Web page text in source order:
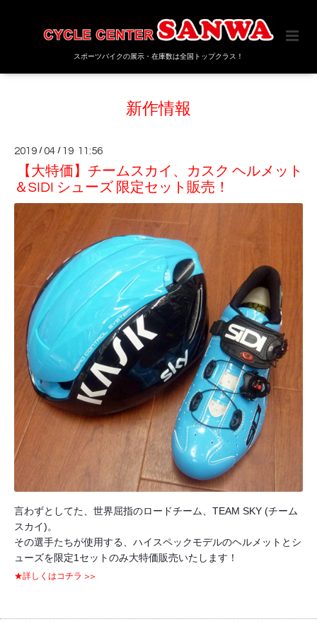
スポーツバイクの展示・在庫数は全国トップクラス！
新作情報
2019 /04 / 19 11:56
【大特価】チームスカイ、カスク ヘルメット
＆SIDI シューズ 限定セット販売！
言わずとしてた、世界屈指のロードチーム、TEAM SKY (チーム
スカイ)。
その選手たちが使用する、ハイスペックモデルのヘルメットとシ
ューズを限定1セットのみ大特価販売いたします！
★詳しくはコチラ >>